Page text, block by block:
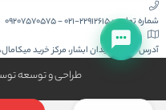
شماره تماس :021-22912615
-
09207570575
آدرس :کیش، میدان ابشار، مرکز خرید
طراحی و توسعه